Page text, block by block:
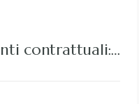
contrattuali:…